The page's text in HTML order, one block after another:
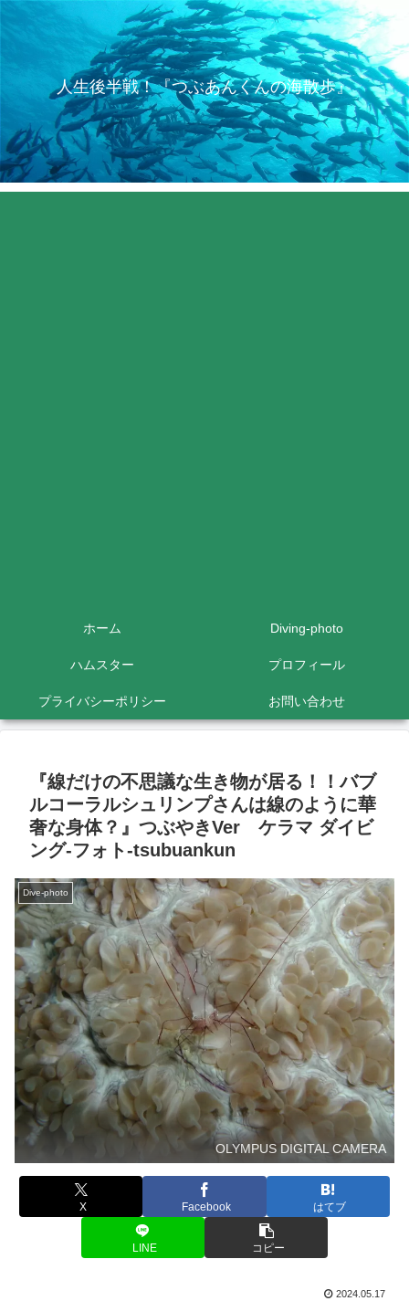
人生後半戦！『つぶあんくんの海散歩』
ホーム Diving-photo
ハムスター プロフィール
プライバシーポリシー お問い合わせ
『線だけの不思議な生き物が居る！！バブ
ルコーラルシュリンプさんは線のように華
奢な身体？』つぶやきVer ケラマ ダイビ
ング‐フォト‐tsubuankun
Dive-photo
OLYMPUS DIGITAL CAMERA
X Facebook はてブ
LINE コピー
2024.05.17